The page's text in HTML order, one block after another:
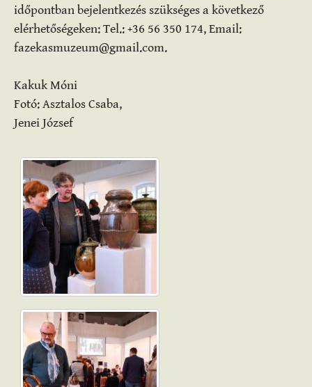
időpontban bejelentkezés szükséges a következő
elérhetőségeken: Tel.: +36 56 350 174, Email:
fazekasmuzeum@gmail.com.
Kakuk Móni
Fotó: Asztalos Csaba,
Jenei József